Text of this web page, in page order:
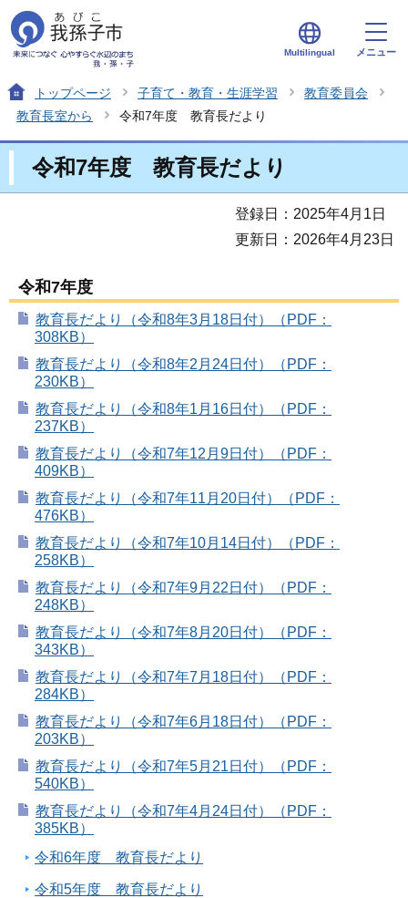
Multilingual メニュー
トップページ 子育て・教育・生涯学習
教育委員会
教育長室から
令和7年度 教育長だより
令和7年度 教育長だより
登録日：2025年4月1日
更新日：2026年4月23日
令和7年度
教育長だより（令和8年3月18日付）（PDF：
308KB）
教育長だより（令和8年2月24日付）（PDF：
230KB）
教育長だより（令和8年1月16日付）（PDF：
237KB）
教育長だより（令和7年12月9日付）（PDF：
409KB）
教育長だより（令和7年11月20日付）（PDF：
476KB）
教育長だより（令和7年10月14日付）（PDF：
258KB）
教育長だより（令和7年9月22日付）（PDF：
248KB）
教育長だより（令和7年8月20日付）（PDF：
343KB）
教育長だより（令和7年7月18日付）（PDF：
284KB）
教育長だより（令和7年6月18日付）（PDF：
203KB）
教育長だより（令和7年5月21日付）（PDF：
540KB）
教育長だより（令和7年4月24日付）（PDF：
385KB）
令和6年度 教育長だより
令和5年度 教育長だより